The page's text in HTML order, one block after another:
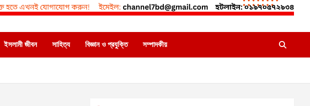
ইসলামী জীবন সাহিত্য বিজ্ঞান ও প্রযুক্তি সম্পাদকীয়